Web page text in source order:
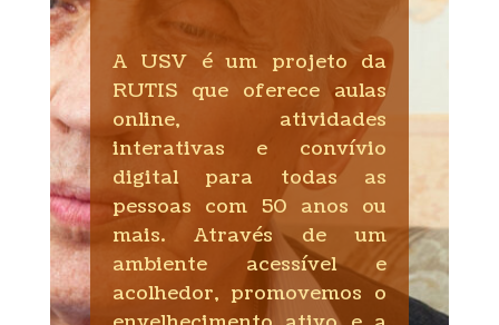
A USV é um projeto da
RUTIS que oferece aulas
online, atividades
interativas e convívio
digital para todas as
pessoas com 50 anos ou
mais. Através de um
ambiente acessível e
acolhedor, promovemos o